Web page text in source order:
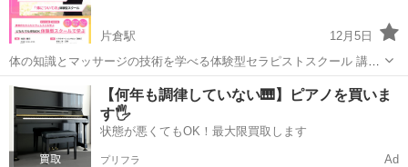
片倉駅
12月5日
体の知識とマッサージの技術を学べる体験型セラピストスクール 講師
は現役セラピスト！本物の技術と知識を学べます！ 分からないところ
は個別チャットにて対応致します どなたでも参加可能！本物の知識と
技術でプロを養成します！ ...
東京 八王子市 片倉駅 マッサージ
【何年も調律していない🎹】ピアノを買いま
す🖐️
状態が悪くてもOK！最大限買取します
プリフラ Ad